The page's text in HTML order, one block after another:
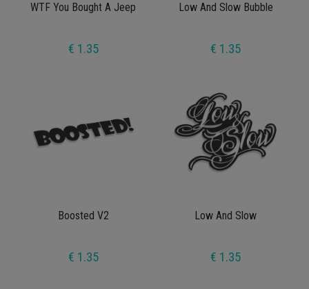
WTF You Bought A Jeep
€ 1.35
Low And Slow Bubble
€ 1.35
Boosted V2
€ 1.35
Low And Slow
€ 1.35